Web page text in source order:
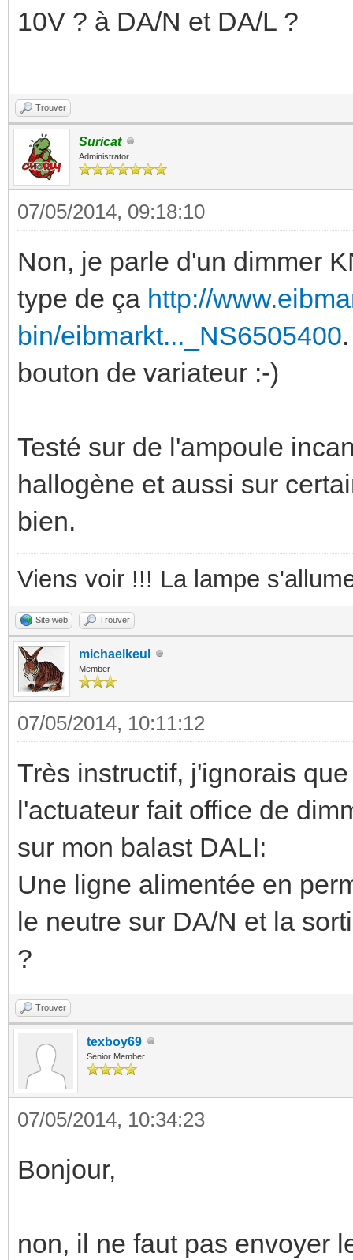
10V ? à DA/N et DA/L ?
Trouver
Suricat
Administrator
07/05/2014, 09:18:10
Non, je parle d'un dimmer
type de ça http://
bin/eibmarkt..._NS6505400
bouton de variateur :-)
Testé sur de l'ampoule
hallogène et aussi sur
bien.
Viens voir !!! La lampe
Site web Trouver
michaelkeul
Member
07/05/2014, 10:11:12
Très instructif, j'ignorais
l'actuateur fait office de
sur mon balast DALI:
Une ligne alimentée en
le neutre sur DA/N et la
?
Trouver
texboy69
Senior Member
07/05/2014, 10:34:23
Bonjour,
non, il ne faut pas envoyer